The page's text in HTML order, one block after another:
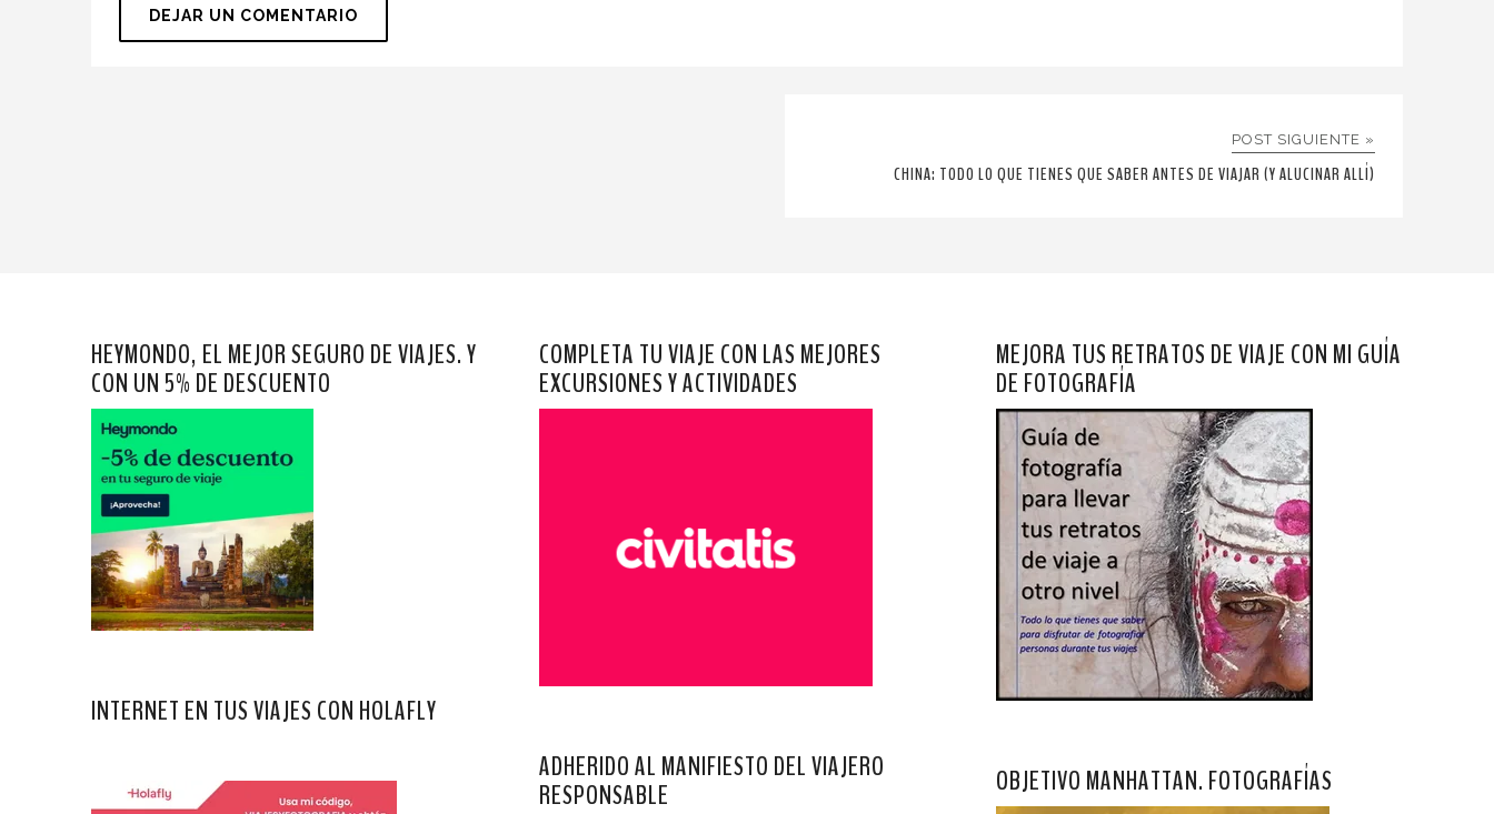
POST SIGUIENTE »
CHINA: TODO LO QUE TIENES QUE SABER ANTES DE VIAJAR (Y ALUCINAR ALLÍ)
HEYMONDO, EL MEJOR SEGURO DE VIAJES. Y
CON UN 5% DE DESCUENTO
INTERNET EN TUS VIAJES CON HOLAFLY
COMPLETA TU VIAJE CON LAS MEJORES
EXCURSIONES Y ACTIVIDADES
ADHERIDO AL MANIFIESTO DEL VIAJERO
RESPONSABLE
MEJORA TUS RETRATOS DE VIAJE CON MI GUÍA
DE FOTOGRAFÍA
OBJETIVO MANHATTAN. FOTOGRAFÍAS